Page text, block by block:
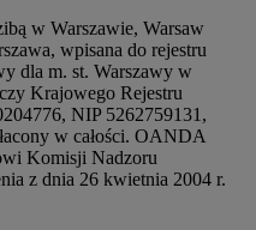
w Warszawie, Warsaw
wpisana do rejestru
dla m. st. Warszawy w
Krajowego Rejestru
NIP 5262759131,
w całości. OANDA
Komisji Nadzoru
z dnia 26 kwietnia 2004 r.